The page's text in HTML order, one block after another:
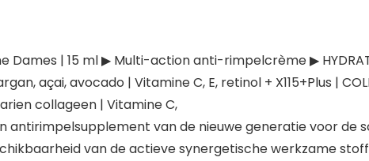
Dames | 15 ml ▶ Multi-action anti-rimpelcrème ▶
açai, avocado | Vitamine C, E, retinol + X115+Plus |
collageen | Vitamine C,
antirimpelsupplement van de nieuwe generatie voor
van de actieve synergetische werkzame